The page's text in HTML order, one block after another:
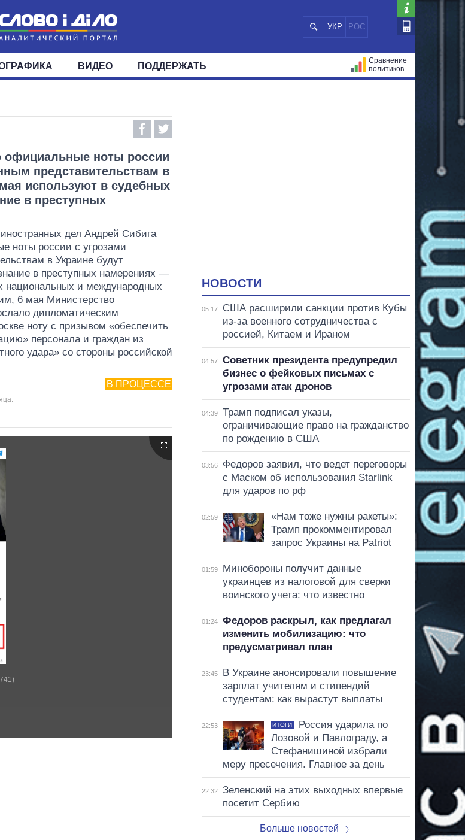
УКР РОС
МИР
ОКРУГА
ВИДЕО ПОДДЕРЖАТЬ
Сравнение
политиков
официальные ноты россии
представительствам в
используют в судебных
в преступных
дел Андрей Сибига
ноты россии с угрозами
в Украине будут
в преступных намерениях —
национальных и международных
6 мая Министерство
дипломатическим
ноту с призывом «обеспечить
персонала и граждан из
удара» со стороны российской
В ПРОЦЕССЕ
НОВОСТИ
05:17
США расширили санкции против Кубы
из-за военного сотрудничества с
россией, Китаем и Ираном
04:57
Советник президента предупредил
бизнес о фейковых письмах с
угрозами атак дронов
04:39
Трамп подписал указы,
ограничивающие право на гражданство
по рождению в США
03:56
Федоров заявил, что ведет переговоры
с Маском об использования Starlink
для ударов по рф
02:59
«Нам тоже нужны ракеты»:
Трамп прокомментировал
запрос Украины на Patriot
01:59
Минобороны получит данные
украинцев из налоговой для сверки
воинского учета: что известно
01:24
Федоров раскрыл, как предлагал
изменить мобилизацию: что
предусматривал план
23:45
В Украине анонсировали повышение
зарплат учителям и стипендий
студентам: как вырастут выплаты
22:53 ИТОГИ
Россия ударила по
Лозовой и Павлограду, а
Стефанишиной избрали
меру пресечения. Главное за день
22:32
Зеленский на этих выходных впервые
посетит Сербию
Больше новостей